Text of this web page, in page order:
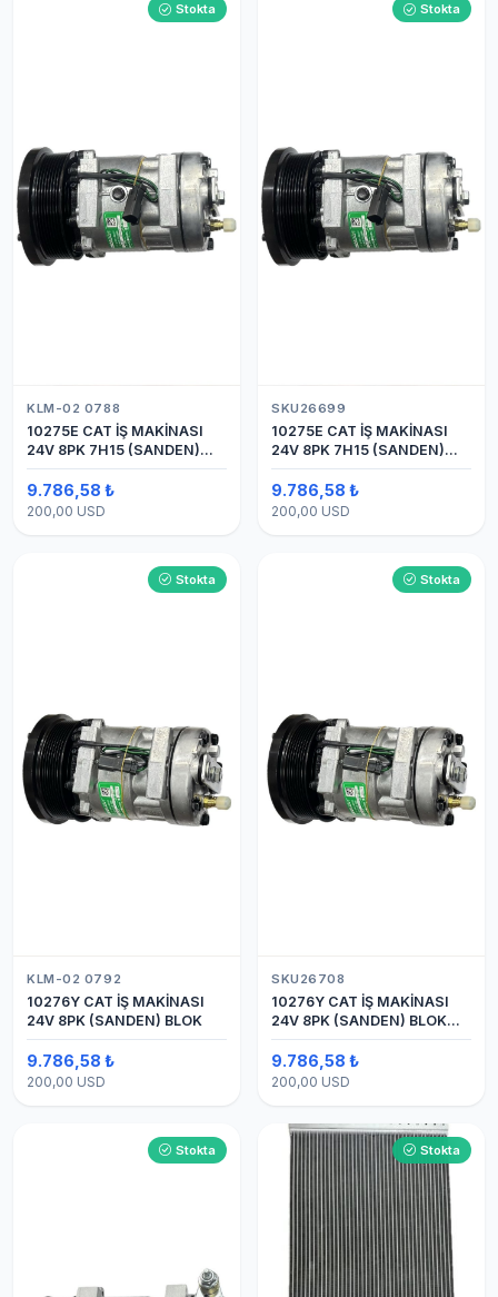
Stokta
KLM-02 0788
10275E CAT İŞ MAKİNASI
24V 8PK 7H15 (SANDEN)
BLOK
9.786,58 ₺
200,00 USD
Stokta
SKU26699
10275E CAT İŞ MAKİNASI
24V 8PK 7H15 (SANDEN)
BLOK SAPLAMALI KLİMA
KOMPRESÖRÜ
9.786,58 ₺
200,00 USD
Stokta
KLM-02 0792
10276Y CAT İŞ MAKİNASI
24V 8PK (SANDEN) BLOK
9.786,58 ₺
200,00 USD
Stokta
SKU26708
10276Y CAT İŞ MAKİNASI
24V 8PK (SANDEN) BLOK
SAPLAMALI KLİMA
KOMPRESÖRÜ 7H15
9.786,58 ₺
200,00 USD
Stokta Stokta